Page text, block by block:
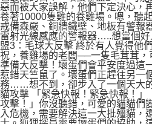
惡而被大家誤解，他們下定決心
養著10000隻雞的養雞場。嗯，聽
戒備森嚴、銅牆鐵壁、地板有警報
雷射光線感應的警報器…..想當個
盟3：毛球大反擊 終於有人覺得他
祝，養雞場的老闆──一隻毛茸茸，
準備大反擊！壞蛋們會平安度過這
惹錯天竺鼠了。壞蛋們正趕往另一
務……想不到，卻步入了一個天大
貓攻擊 「緊急快報！緊急快報！
攻擊！」你沒聽錯，可愛的貓貓們
入危機，需要解決這一大批殭貓，